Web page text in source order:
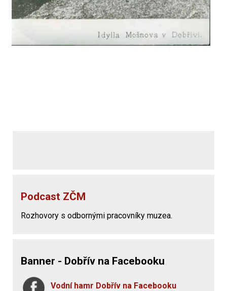
Podcast ZČM
Rozhovory s odbornými pracovníky muzea.
Banner - Dobřív na Facebooku
Vodní hamr Dobřív na Facebooku